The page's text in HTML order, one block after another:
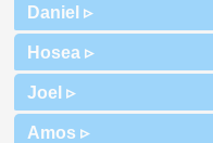
Daniel ▹
Hosea ▹
Joel ▹
Amos ▹